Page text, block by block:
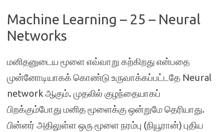
Machine Learning – 25 – Neural
Networks
மனிதனுடைய மூளை எவ்வாறு கற்கிறது என்பதை
முன்னோடியாகக் கொண்டு உருவாக்கப்பட்டதே Neural
network ஆகும். முதலில் குழந்தையாகப்
பிறக்கும்போது மனித மூளைக்கு ஒன்றுமே தெரியாது.
பின்னர் அதிலுள்ள ஒரு மூளை நரம்பு (நியூரான்) புதிய